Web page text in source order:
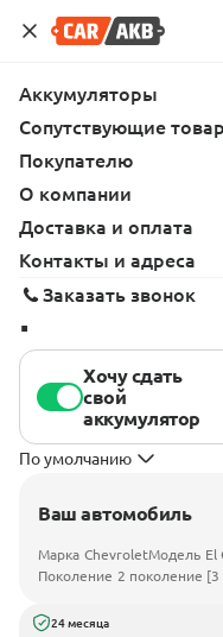
Адреса
Chevrolet
поколение
Хочу сдать
свой
аккумулятор
По умолчанию
Ваш автомобиль
Марка ChevroletМодель El
Поколение 2 поколение [3
24 месяца
Аккумуляторы
Сопутствующие
Покупателю
О компании
Доставка и оплата
Контакты и адреса
Заказать звонок